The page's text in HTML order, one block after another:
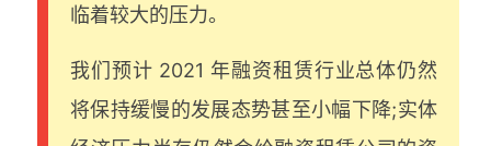
临着较大的压力。
我们预计 2021 年融资租赁行业总体仍然
将保持缓慢的发展态势甚至小幅下降;实体